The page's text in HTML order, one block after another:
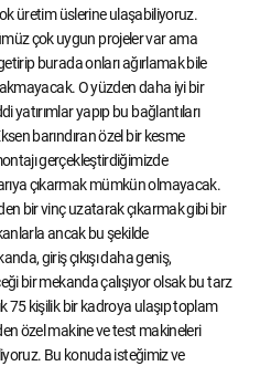
üretim üslerine ulaşabiliyoruz.
çok uygun projeler var ama
burada onları ağırlamak bile
O yüzden daha iyi bir
yapıp bu bağlantıları
barındıran özel bir kesme
gerçekleştirdiğimizde
çıkarmak mümkün olmayacak.
bir vinç uzatarak çıkarmak gibi bir
ancak bu şekilde
giriş çıkışı daha geniş,
bir mekanda çalışıyor olsak bu tarz
75 kişilik bir kadroya ulaşıp toplam
özel makine ve test makineleri
Bu konuda isteğimiz ve